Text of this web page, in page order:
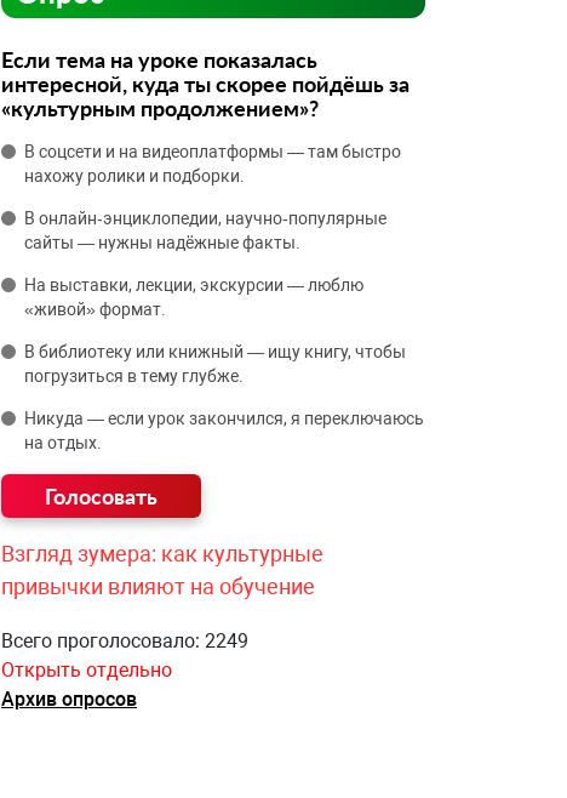
Если тема на уроке показалась
интересной, куда ты скорее пойдёшь за
«культурным продолжением»?
В соцсети и на видеоплатформы — там быстро
нахожу ролики и подборки.
В онлайн‑энциклопедии, научно‑популярные
сайты — нужны надёжные факты.
На выставки, лекции, экскурсии — люблю
«живой» формат.
В библиотеку или книжный — ищу книгу, чтобы
погрузиться в тему глубже.
Никуда — если урок закончился, я переключаюсь
на отдых.
Взгляд зумера: как культурные
привычки влияют на обучение
Всего проголосовало: 2249
Открыть отдельно
Архив опросов